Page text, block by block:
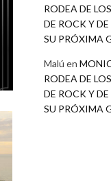
RODEA DE
DE ROCK Y
SU PRÓXIMA
Malú en
RODEA DE
DE ROCK Y
SU PRÓXIMA